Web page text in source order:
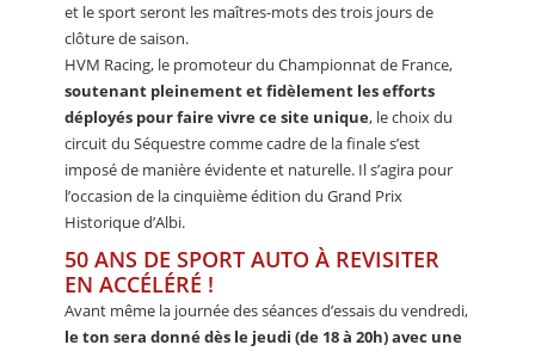
et le sport seront les maîtres-mots des trois jours de
clôture de saison.
HVM Racing, le promoteur du Championnat de France,
soutenant pleinement et fidèlement les efforts
déployés pour faire vivre ce site unique, le choix du
circuit du Séquestre comme cadre de la finale s’est
imposé de manière évidente et naturelle. Il s’agira pour
l’occasion de la cinquième édition du Grand Prix
Historique d’Albi.
50 ANS DE SPORT AUTO À REVISITER
EN ACCÉLÉRÉ !
Avant même la journée des séances d’essais du vendredi,
le ton sera donné dès le jeudi (de 18 à 20h) avec une